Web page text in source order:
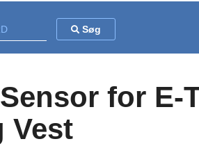
Søg
for E-
Vest